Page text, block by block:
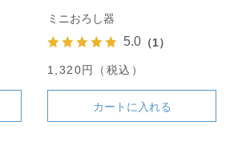
ミニおろし器
5.0 （1）
1,320円（税込）
カートに入れる